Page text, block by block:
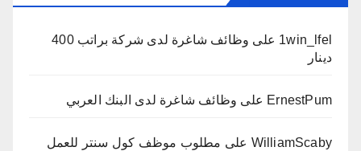
1win_lfel على
وظائف شاغرة لدى شركة براتب 400
دينار
ErnestPum على وظائف شاغرة لدى البنك العربي
WilliamScaby على مطلوب موظف كول سنتر للعمل